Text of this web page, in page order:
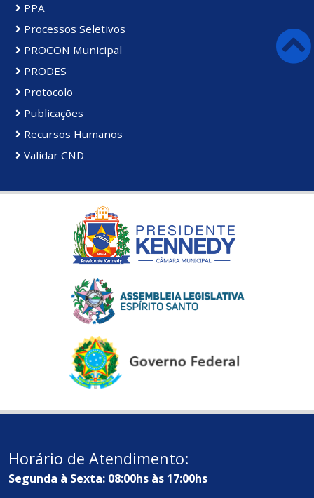
PPA
Processos Seletivos
PROCON Municipal
PRODES
Protocolo
Publicações
Recursos Humanos
Validar CND
Horário de Atendimento:
Segunda à Sexta: 08:00hs às 17:00hs